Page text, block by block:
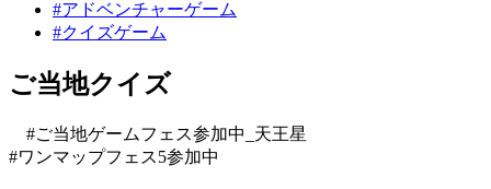
#アドベンチャーゲーム
#クイズゲーム
ご当地クイズ
#ご当地ゲームフェス参加中_天王星
#ワンマップフェス5参加中